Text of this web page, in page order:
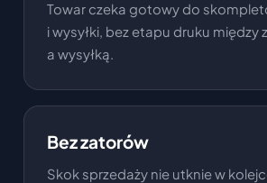
Towar czeka gotowy do
i wysyłki, bez etapu druku między
a wysyłką.
Bez zatorów
Skok sprzedaży nie utknie w